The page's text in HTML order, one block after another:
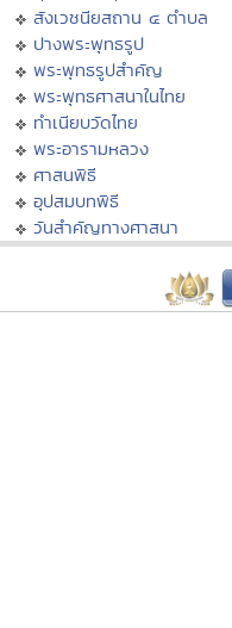
สังเวชนียสถาน ๔ ตำบล
ปางพระพุทธรูป
พระพุทธรูปสำคัญ
พระพุทธศาสนาในไทย
ทำเนียบวัดไทย
พระอารามหลวง
ศาสนพิธี
อุปสมบทพิธี
วันสำคัญทางศาสนา